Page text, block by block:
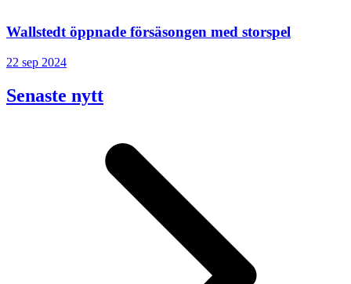
Wallstedt öppnade försäsongen med storspel
22 sep 2024
Senaste nytt